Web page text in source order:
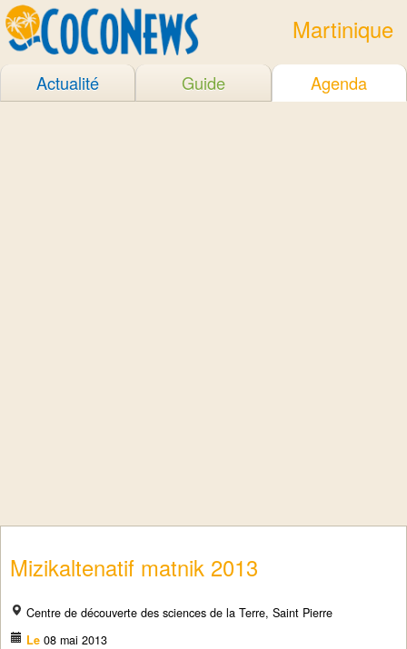
Martinique
Actualité Guide Agenda
Mizikaltenatif matnik 2013
Centre de découverte des sciences de la Terre, Saint Pierre
Le 08 mai 2013